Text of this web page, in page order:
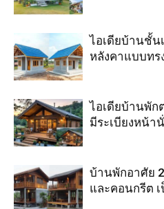
ไอเดียบ้านชั้น
หลังคาแบบทร
ไอเดียบ้านพัก
มีระเบียงหน้า
บ้านพักอาศัย
และคอนกรีต